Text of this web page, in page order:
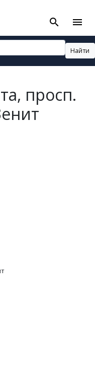
search menu
Найти
просп.